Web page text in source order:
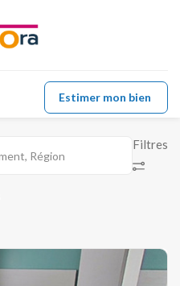
Estimer mon bien
Filtres